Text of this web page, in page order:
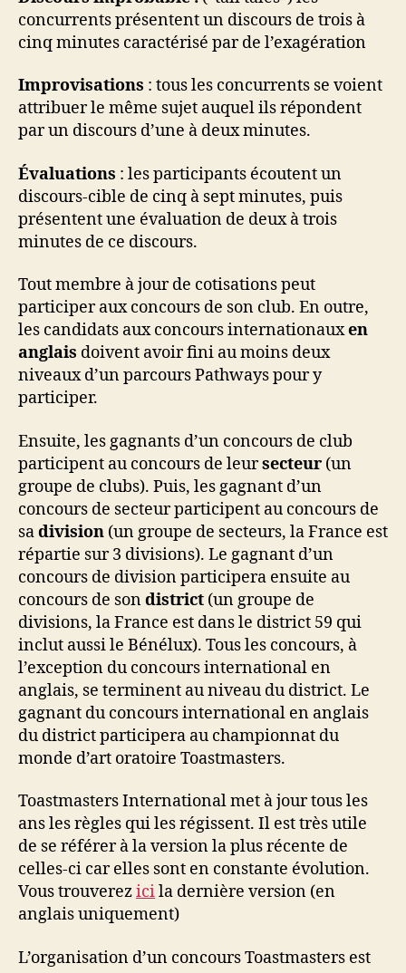
concurrents présentent un discours de trois à
cinq minutes caractérisé par de l’exagération
Improvisations : tous les concurrents se voient
attribuer le même sujet auquel ils répondent
par un discours d’une à deux minutes.
Évaluations : les participants écoutent un
discours-cible de cinq à sept minutes, puis
présentent une évaluation de deux à trois
minutes de ce discours.
Tout membre à jour de cotisations peut
participer aux concours de son club. En outre,
les candidats aux concours internationauxen
anglais doivent avoir fini au moins deux
niveaux d’un parcours Pathways pour y
participer.
Ensuite, les gagnants d’un concours de club
participent au concours de leursecteur (un
groupe de clubs). Puis, les gagnant d’un
concours de secteur participent au concours de
sadivision (un groupe de secteurs, la France est
répartie sur 3 divisions). Le gagnant d’un
concours de division participera ensuite au
concours de sondistrict (un groupe de
divisions, la France est dans le district 59 qui
inclut aussi le Bénélux). Tous les concours, à
l’exception du concours international en
anglais, se terminent au niveau du district. Le
gagnant du concours international en anglais
du district participera au championnat du
monde d’art oratoire Toastmasters.
Toastmasters International met à jour tous les
ans les règles qui les régissent. Il est très utile
de se référer à la version la plus récente de
celles-ci car elles sont en constante évolution.
Vous trouverezicila dernière version (en
anglais uniquement)
L’organisation d’un concours Toastmasters est